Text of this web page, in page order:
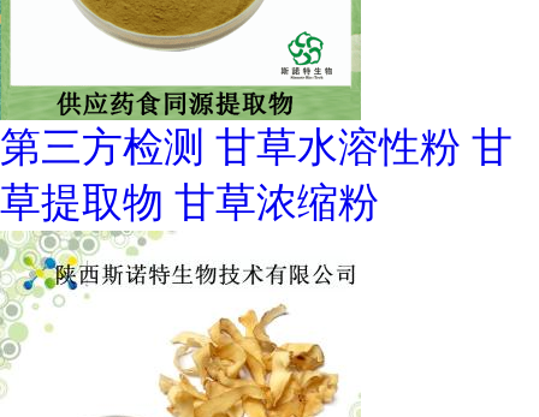
第三方检测 甘草水溶性粉 甘
草提取物 甘草浓缩粉